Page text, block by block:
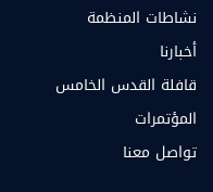
نشاطات المنظمة
أخبارنا
قافلة القدس الخامس
المؤتمرات
تواصل معنا